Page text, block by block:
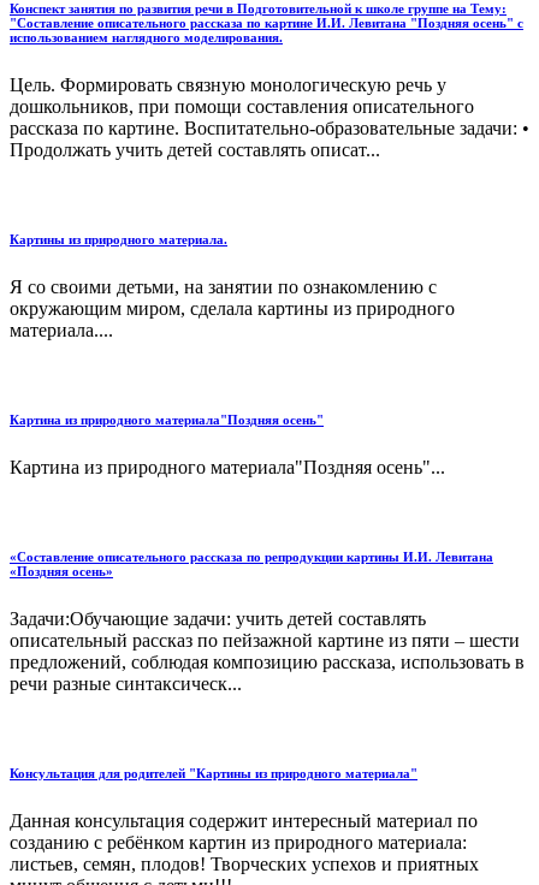
Конспект занятия по развития речи в Подготовительной к школе группе на Тему:
"Составление описательного рассказа по картине И.И. Левитана "Поздняя осень" с
использованием наглядного моделирования.
Цель. Формировать связную монологическую речь у
дошкольников, при помощи составления описательного
рассказа по картине. Воспитательно-образовательные задачи: •
Продолжать учить детей составлять описат...
Картины из природного материала.
Я со своими детьми, на занятии по ознакомлению с
окружающим миром, сделала картины из природного
материала....
Картина из природного материала"Поздняя осень"
Картина из природного материала"Поздняя осень"...
«Составление описательного рассказа по репродукции картины И.И. Левитана
«Поздняя осень»
Задачи:Обучающие задачи: учить детей составлять
описательный рассказ по пейзажной картине из пяти – шести
предложений, соблюдая композицию рассказа, использовать в
речи разные синтаксическ...
Консультация для родителей "Картины из природного материала"
Данная консультация содержит интересный материал по
созданию с ребёнком картин из природного материала:
листьев, семян, плодов! Творческих успехов и приятных